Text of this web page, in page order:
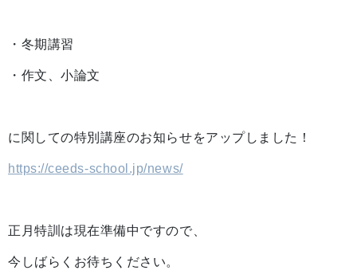
・冬期講習
・作文、小論文
に関しての特別講座のお知らせをアップしました！
https://ceeds-school.jp/news/
正月特訓は現在準備中ですので、
今しばらくお待ちください。